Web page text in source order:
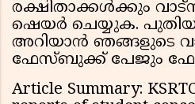
രക്ഷിതാക്കൾക്കും
ഷെയർ ചെയ്യുക.
അറിയാൻ ഞങ്ങളുടെ
ഫേസ്ബുക്ക് പേജും
Article Summary: